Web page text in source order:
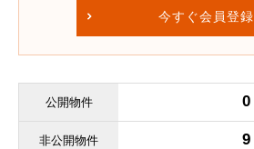
今すぐ会員登録
公開物件 0
非公開物件 9